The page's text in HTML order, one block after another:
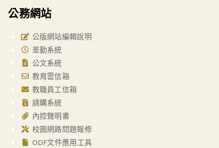
公務網站
公版網站編輯說明
差勤系統
公文系統
教育雲信箱
教職員工信箱
請購系統
內控聲明書
校園網路問題報修
ODF文件應用工具